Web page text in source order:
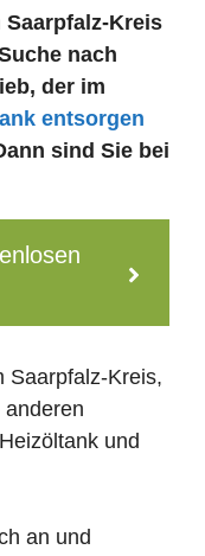
Kreis
nach
der im
entsorgen
sind Sie bei
Saarpfalz-Kreis,
und
an und